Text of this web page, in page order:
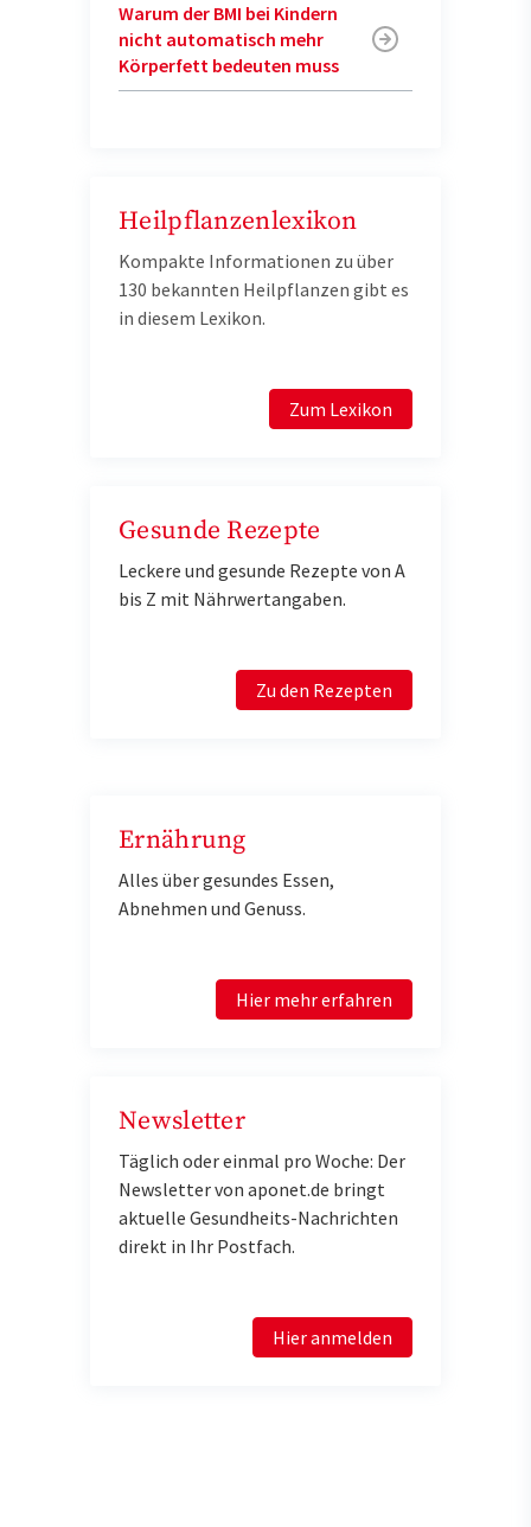
Warum der BMI bei Kindern
nicht automatisch mehr
Körperfett bedeuten muss
Heilpflanzenlexikon
Kompakte Informationen zu über
130 bekannten Heilpflanzen gibt es
in diesem Lexikon.
Zum Lexikon
Gesunde Rezepte
Leckere und gesunde Rezepte von A
bis Z mit Nährwertangaben.
Zu den Rezepten
Ernährung
Alles über gesundes Essen,
Abnehmen und Genuss.
Hier mehr erfahren
Newsletter
Täglich oder einmal pro Woche: Der
Newsletter von aponet.de bringt
aktuelle Gesundheits-Nachrichten
direkt in Ihr Postfach.
Hier anmelden